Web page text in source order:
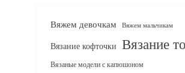
Вяжем девочкам Вяжем мальчикам
Вязание кофточки Вязание
Вязаные модели с капюшоном